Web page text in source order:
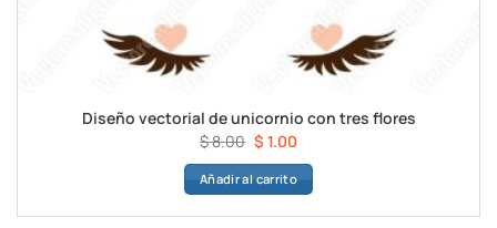
Diseño vectorial de unicornio con tres flores
$8.00 El
precio
original
$ 8.00.
$ 1.00El
precio
actual
$ 1.00.
Añadir al carrito